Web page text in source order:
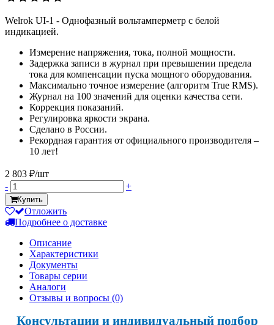
Welrok UI-1 - Однофазный вольтамперметр с белой
индикацией.
Измерение напряжения, тока, полной мощности.
Задержка записи в журнал при превышении предела
тока для компенсации пуска мощного оборудования.
Максимально точное измерение (алгоритм True RMS).
Журнал на 100 значений для оценки качества сети.
Коррекция показаний.
Регулировка яркости экрана.
Сделано в России.
Рекордная гарантия от официального производителя –
10 лет!
2 803 ₽/шт
-
+
Купить
Отложить
Подробнее о доставке
Описание
Характеристики
Документы
Товары серии
Аналоги
Отзывы и вопросы (0)
Консультации и индивидуальный подбор